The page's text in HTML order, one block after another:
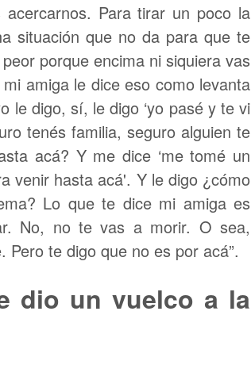
Para tirar un poco la
situación que no da para que te
porque encima ni siquiera vas
amiga le dice eso como levanta
le digo, sí, le digo ‘yo pasé y te vi
tenés familia, seguro alguien te
acá? Y me dice ‘me tomé un
venir hasta acá'. Y le digo ¿cómo
Lo que te dice mi amiga es
No, no te vas a morir. O sea,
te digo que no es por acá”.
dio un vuelco a la